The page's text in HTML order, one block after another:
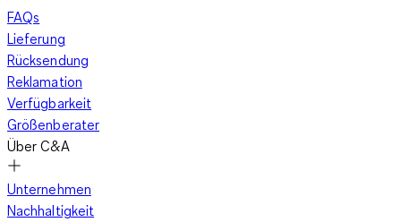
FAQs
Lieferung
Rücksendung
Reklamation
Verfügbarkeit
Größenberater
Über C&A
Unternehmen
Nachhaltigkeit